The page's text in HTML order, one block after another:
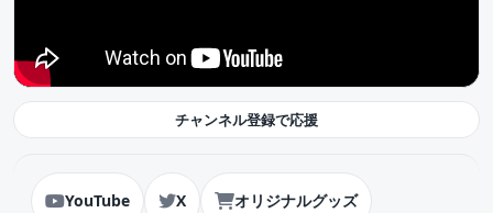
チャンネル登録で応援
YouTube X オリジナルグッズ